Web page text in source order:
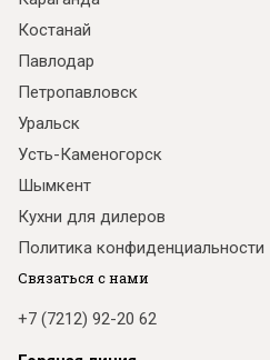
Костанай
Павлодар
Петропавловск
Уральск
Усть-Каменогорск
Шымкент
Кухни для дилеров
Политика конфиденциальности
Связаться с нами
+7 (7212) 92-20 62